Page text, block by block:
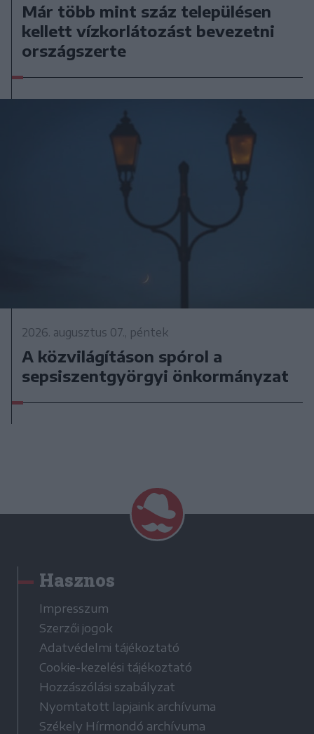
Már több mint száz településen
kellett vízkorlátozást bevezetni
országszerte
2026. augusztus 07., péntek
A közvilágításon spórol a
sepsiszentgyörgyi önkormányzat
Hasznos
Impresszum
Szerzői jogok
Adatvédelmi tájékoztató
Cookie-kezelési tájékoztató
Hozzászólási szabályzat
Nyomtatott lapjaink archívuma
Székely Hírmondó archívuma